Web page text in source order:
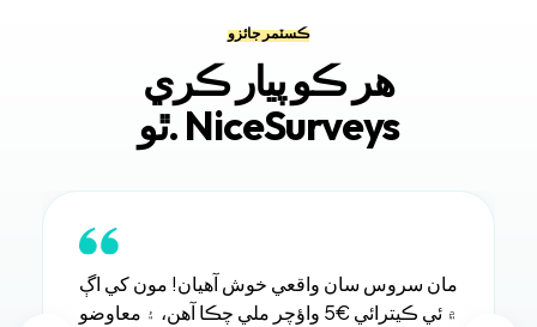
ڪسٽمر جائزو
هر ڪو پيار ڪري
ٿو. NiceSurveys
مان سروس سان واقعي خوش آهيان! مون کي اڳ
۾ ئي ڪيترائي €5 واؤچر ملي چڪا آهن، ۽ معاوضو